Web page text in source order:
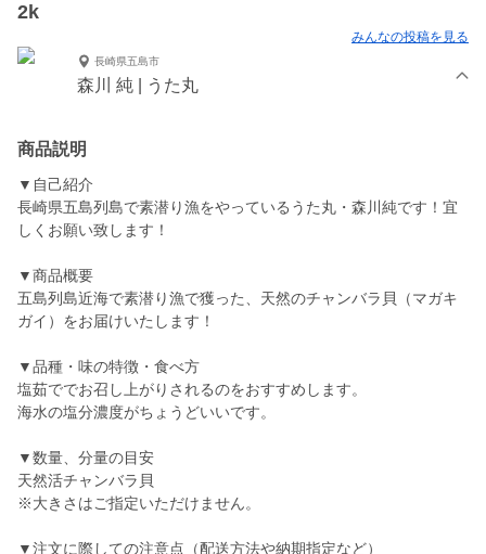
2k
みんなの投稿を見る
長崎県五島市
森川 純 | うた丸
商品説明
▼自己紹介
長崎県五島列島で素潜り漁をやっているうた丸・森川純です！宜
しくお願い致します！
▼商品概要
五島列島近海で素潜り漁で獲った、天然のチャンバラ貝（マガキ
ガイ）をお届けいたします！
▼品種・味の特徴・食べ方
塩茹ででお召し上がりされるのをおすすめします。
海水の塩分濃度がちょうどいいです。
▼数量、分量の目安
天然活チャンバラ貝
※大きさはご指定いただけません。
▼注文に際しての注意点（配送方法や納期指定など）